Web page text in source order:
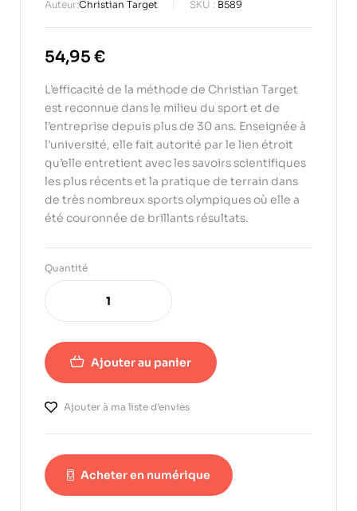
Auteur:Christian Target SKU : B589
54,95 €
L’efficacité de la méthode de Christian Target
est reconnue dans le milieu du sport et de
l’entreprise depuis plus de 30 ans. Enseignée à
l’université, elle fait autorité par le lien étroit
qu’elle entretient avec les savoirs scientifiques
les plus récents et la pratique de terrain dans
de très nombreux sports olympiques où elle a
été couronnée de brillants résultats.
Quantité
Ajouter au panier
Ajouter à ma liste d'envies
Acheter en numérique